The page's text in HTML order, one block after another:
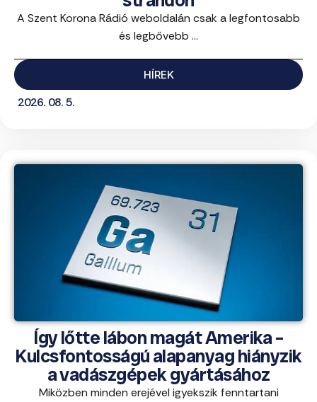
A Szent Korona Rádió weboldalán csak a legfontosabb
és legbővebb ...
HÍREK
2026. 08. 5.
Így lőtte lábon magát Amerika –
Kulcsfontosságú alapanyag hiányzik
a vadászgépek gyártásához
Miközben minden erejével igyekszik fenntartani